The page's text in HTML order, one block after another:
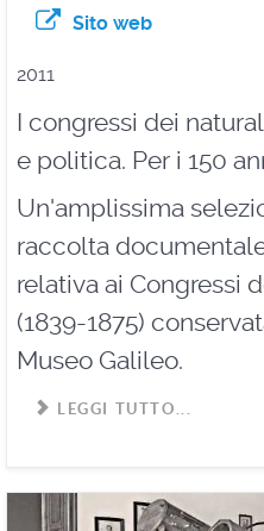
Sito web
2011
I congressi dei
e politica. Per i 150
Un'amplissima
raccolta
relativa ai Congressi
(1839-1875)
Museo Galileo.
LEGGI TUTTO...